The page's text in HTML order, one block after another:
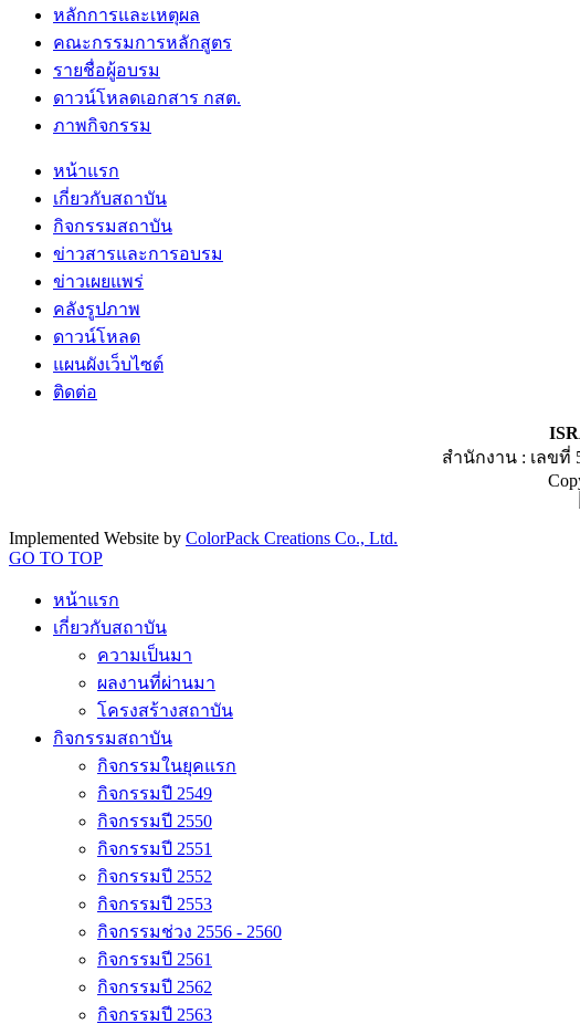
หลักการและเหตุผล
คณะกรรมการหลักสูตร
รายชื่อผู้อบรม
ดาวน์โหลดเอกสาร กสต.
ภาพกิจกรรม
หน้าแรก
เกี่ยวกับสถาบัน
กิจกรรมสถาบัน
ข่าวสารและการอบรม
ข่าวเผยแพร่
คลังรูปภาพ
ดาวน์โหลด
แผนผังเว็บไซต์
ติดต่อ
สำนักงาน : เลขที่
Implemented Website by ColorPack Creations Co., Ltd.
GO TO TOP
หน้าแรก
เกี่ยวกับสถาบัน
ความเป็นมา
ผลงานที่ผ่านมา
โครงสร้างสถาบัน
กิจกรรมสถาบัน
กิจกรรมในยุคแรก
กิจกรรมปี 2549
กิจกรรมปี 2550
กิจกรรมปี 2551
กิจกรรมปี 2552
กิจกรรมปี 2553
กิจกรรมช่วง 2556 - 2560
กิจกรรมปี 2561
กิจกรรมปี 2562
กิจกรรมปี 2563